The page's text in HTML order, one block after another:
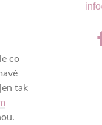
co
tak